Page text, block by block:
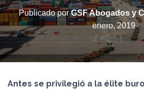
Publicado porGSF Abogados y
enero, 2019
Antes se privilegió a la élite